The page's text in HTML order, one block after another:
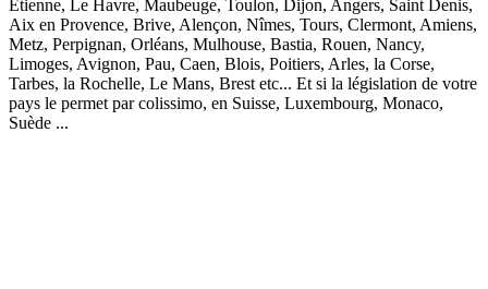
Etienne, Le Havre, Maubeuge, Toulon, Dijon, Angers, Saint Denis,
Aix en Provence, Brive, Alençon, Nîmes, Tours, Clermont, Amiens,
Metz, Perpignan, Orléans, Mulhouse, Bastia, Rouen, Nancy,
Limoges, Avignon, Pau, Caen, Blois, Poitiers, Arles, la Corse,
Tarbes, la Rochelle, Le Mans, Brest etc... Et si la législation de votre
pays le permet par colissimo, en Suisse, Luxembourg, Monaco,
Suède ...